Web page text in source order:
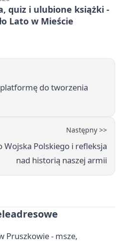
quiz i ulubione książki -
Lato w Mieście
do tworzenia
Następny >>
Wojska Polskiego i refleksja
nad historią naszej armii
Pruszkowie - msze,